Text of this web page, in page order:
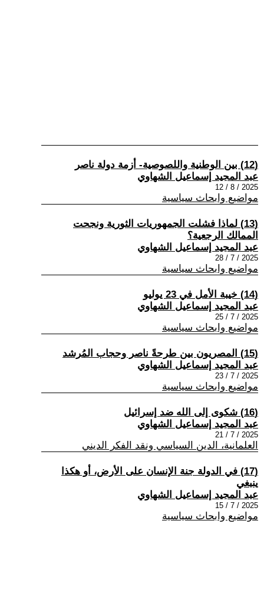
(12) بين الوطنية واللصوصية- أزمة دولة ناصر
عبد المجيد إسماعيل الشهاوي
2025 / 8 / 12
مواضيع وابحاث سياسية
(13) لماذا فشلت الجمهوريات الثورية ونجحت
الممالك الرجعية؟
عبد المجيد إسماعيل الشهاوي
2025 / 7 / 28
مواضيع وابحاث سياسية
(14) خيبة الأمل في 23 يوليو
عبد المجيد إسماعيل الشهاوي
2025 / 7 / 25
مواضيع وابحاث سياسية
(15) المصريون بين طرحةً ناصر وحجاب المُرشد
عبد المجيد إسماعيل الشهاوي
2025 / 7 / 23
مواضيع وابحاث سياسية
(16) شكوى إلى الله ضد إسرائيل
عبد المجيد إسماعيل الشهاوي
2025 / 7 / 21
العلمانية، الدين السياسي ونقد الفكر الديني
(17) في الدولة جنة الإنسان على الأرض، أو هكذا
ينبغي
عبد المجيد إسماعيل الشهاوي
2025 / 7 / 15
مواضيع وابحاث سياسية